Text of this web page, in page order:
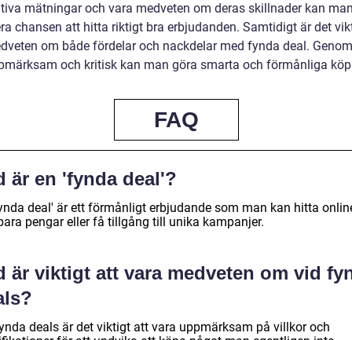
mätningar och vara medveten om deras skillnader kan
chansen att hitta riktigt bra erbjudanden. Samtidigt är det
om både fördelar och nackdelar med fynda deal.
och kritisk kan man göra smarta och förmånliga
FAQ
är en 'fynda deal'?
deal' är ett förmånligt erbjudande som man kan hitta
pengar eller få tillgång till unika kampanjer.
är viktigt att vara medveten om vid
deals är det viktigt att vara uppmärksam på villkor och